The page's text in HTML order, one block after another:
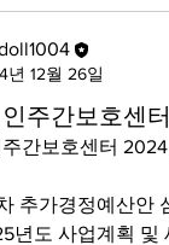
년 12월 26일
주간보호센
간보호센터
추가경정예산안
년도 사업계획 및